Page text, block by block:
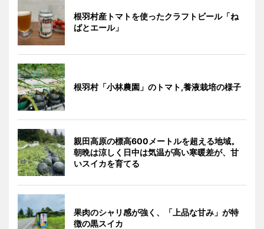
根羽村産トマトを使ったクラフトビール「ね
ばとエール」
根羽村「小林農園」のトマト,養液栽培の様子
親田高原の標高600メートルを超える地域。
朝晩は涼しく日中は気温が高い寒暖差が、甘
いスイカを育てる
果肉のシャリ感が強く、「上品な甘み」が特
徴の黒スイカ